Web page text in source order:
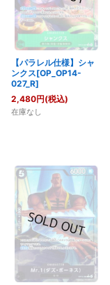
【パラレル仕様】シャ
ンクス[OP_OP14-
027_R]
2,480円(税込)
在庫なし